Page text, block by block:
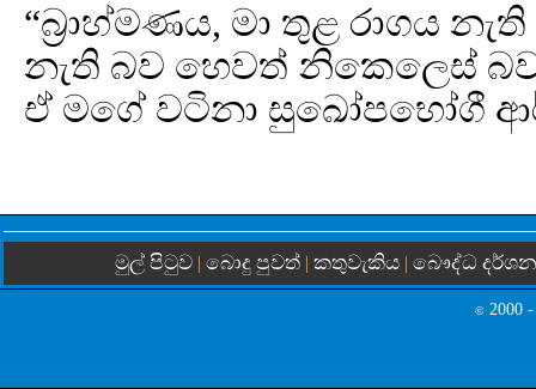
“බ්‍රාහ්මණය, මා තුළ රාගය
නැති බව හෙවත් නිකෙලෙස්
ඒ මගේ වටිනා සුඛෝපභෝගී
මුල් පිටුව | බොදු පුවත්| කතුවැකිය| බෞද්ධ
© 2000